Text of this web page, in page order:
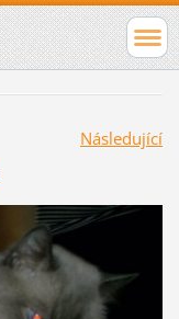
Následující